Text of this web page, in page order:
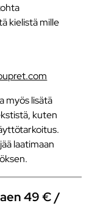
kielistä mille
myös lisätä
kuten
laatimaan
49 € /